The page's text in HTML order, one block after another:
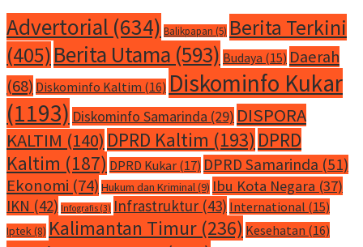
Advertorial (634) Balikpapan (5) Berita Terkini
(405)Berita Utama (593) Budaya (15) Daerah
(68) Diskominfo Kaltim (16) Diskominfo Kukar
(1193) Diskominfo Samarinda (29) DISPORA
KALTIM (140) DPRD Kaltim (193) DPRD
Kaltim (187) DPRD Kukar (17) DPRD Samarinda (51)
Ekonomi (74) Hukum dan Kriminal(9) Ibu Kota Negara (37)
IKN (42) Infografis (3) Infrastruktur (43) International (15)
Iptek(8) Kalimantan Timur (236) Kesehatan (16)